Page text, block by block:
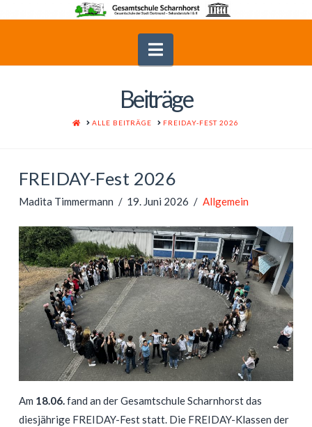
Navigation
Beiträge
HOMEALLE BEITRÄGE FREIDAY-FEST 2026
FREIDAY-Fest 2026
Madita Timmermann 19. Juni 2026 Allgemein
Am 18.06.fand an der Gesamtschule Scharnhorst das
diesjährige FREIDAY-Fest statt. Die FREIDAY-Klassen der